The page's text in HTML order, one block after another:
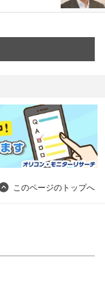
このページのトップへ